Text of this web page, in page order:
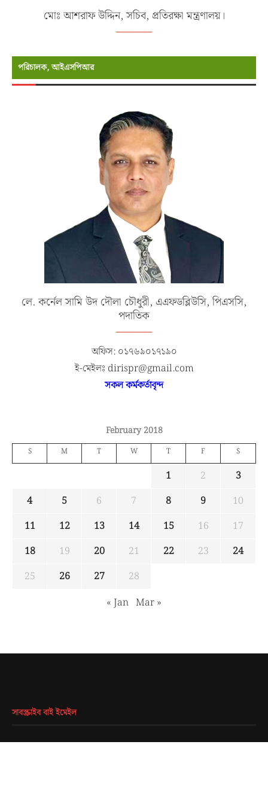
মোঃ আশরাফ উদ্দিন, সচিব, প্রতিরক্ষা মন্ত্রণালয়।
পরিচালক, আইএসপিআর
লে. কর্নেল সামি উদ দৌলা চৌধুরী, এএফডব্লিউসি, পিএসসি,
পদাতিক
অফিস: ০১৭৬৯০১৭১৯০
ই-মেইলঃ dirispr@gmail.com
সকল কর্মকর্তাবৃন্দ
February 2018
S M T W T F S
1 2
3
4
5 6 7 8 9
10
11
12 13 14 15 16
17
18
19 20 21 22 23
24
25
26 27
28
« Jan Mar »
সাবস্ক্রাইব বাই ইমেইল